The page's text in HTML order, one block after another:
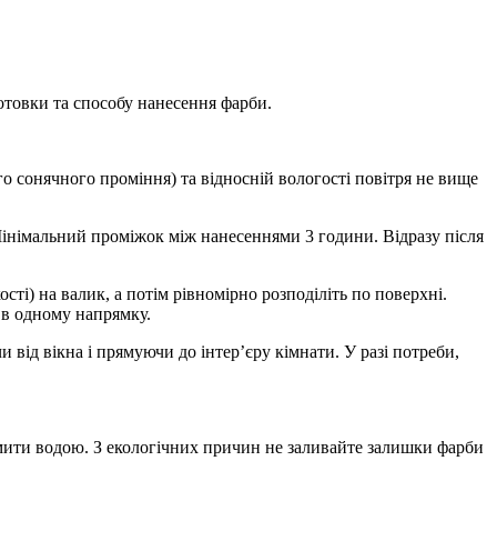
та способу нанесення фарби.
проміння) та відносній вологості повітря не вище
проміжок між нанесеннями 3 години. Відразу після
на валик, а потім рівномірно розподіліть по поверхні.
одному напрямку.
вікна і прямуючи до інтер’єру кімнати. У разі потреби,
водою. З екологічних причин не заливайте залишки фарби